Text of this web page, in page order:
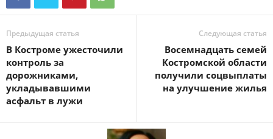
Предыдущая статья
В Костроме ужесточили
контроль за
дорожниками,
укладывавшими
асфальт в лужи
Следующая статья
Восемнадцать семей
Костромской области
получили соцвыплаты
на улучшение жилья